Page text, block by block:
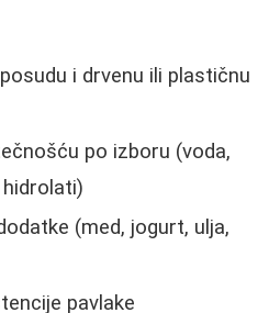
i drvenu ili plastičnu
po izboru (voda,
(med, jogurt, ulja,
pavlake